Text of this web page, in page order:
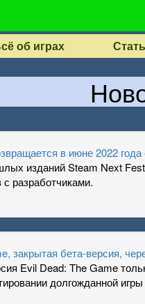
об играх
в июне 2022
изданий Steam Next
разработчиками.
закрытая бета-версия,
Evil Dead: The Game
долгожданной